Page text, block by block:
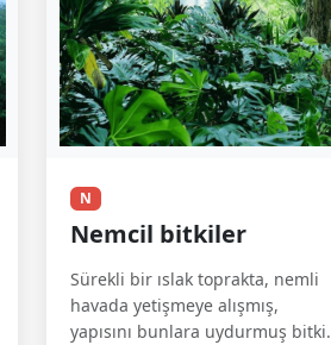
N
Nemcil bitkiler
Sürekli bir ıslak toprakta, nemli
havada yetişmeye alışmış,
yapısını bunlara uydurmuş bitki.